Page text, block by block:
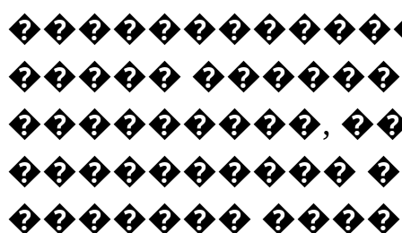
�����
���������,
����������
�������